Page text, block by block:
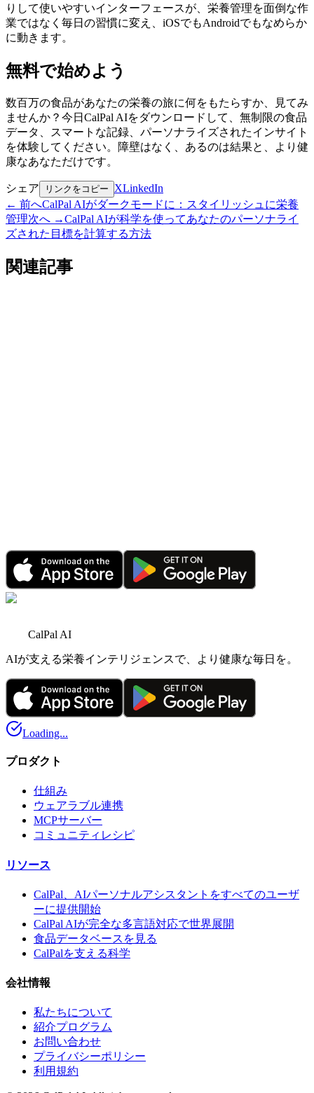
りして使いやすいインターフェースが、栄養管理を面倒な作
業ではなく毎日の習慣に変え、iOSでもAndroidでもなめらか
に動きます。
無料で始めよう
数百万の食品があなたの栄養の旅に何をもたらすか、見てみ
ませんか？今日CalPal AIをダウンロードして、無制限の食品
データ、スマートな記録、パーソナライズされたインサイト
を体験してください。障壁はなく、あるのは結果と、より健
康なあなただけです。
シェア リンクをコピー XLinkedIn
← 前へCalPal AIがダークモードに：スタイリッシュに栄養
管理次へ →CalPal AIが科学を使ってあなたのパーソナライ
ズされた目標を計算する方法
関連記事
2026年3月3日•6 分で読める
CalPal AI
AIが支える栄養インテリジェンスで、より健康な毎日を。
Loading...
プロダクト
仕組み
ウェアラブル連携
MCPサーバー
コミュニティレシピ
リソース
CalPal、AIパーソナルアシスタントをすべてのユーザ
ーに提供開始
CalPal AIが完全な多言語対応で世界展開
食品データベースを見る
CalPalを支える科学
会社情報
私たちについて
紹介プログラム
お問い合わせ
プライバシーポリシー
利用規約